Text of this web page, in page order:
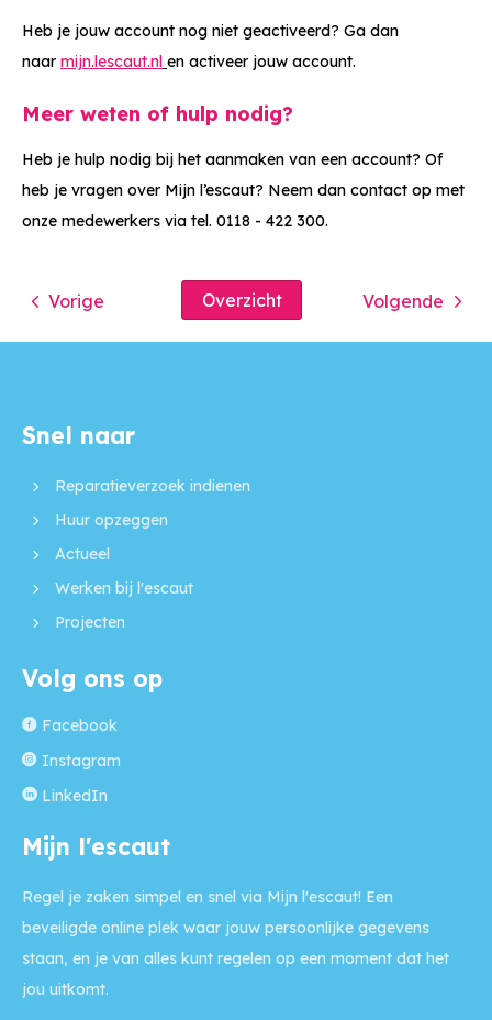
Heb je jouw account nog niet geactiveerd? Ga dan
naar mijn.lescaut.nl en activeer jouw account.
Meer weten of hulp nodig?
Heb je hulp nodig bij het aanmaken van een account? Of
heb je vragen over Mijn l’escaut? Neem dan contact op met
onze medewerkers via tel. 0118 - 422 300.
Volgende
Overzicht
Vorige
Contactinformatie
Snel naar
Reparatieverzoek indienen
Huur opzeggen
Actueel
Werken bij l'escaut
Projecten
Volg ons op
Facebook
Instagram
LinkedIn
Mijn l'escaut
Regel je zaken simpel en snel via Mijn l'escaut! Een
beveiligde online plek waar jouw persoonlijke gegevens
staan, en je van alles kunt regelen op een moment dat het
jou uitkomt.